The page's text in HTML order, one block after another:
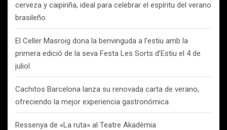
cerveza y caipiriña, ideal para celebrar el espíritu del verano
brasileño
El Celler Masroig dona la benvinguda a l’estiu amb la
primera edició de la seva Festa Les Sorts d’Estiu el 4 de
juliol
Cachitos Barcelona lanza su renovada carta de verano,
ofreciendo la mejor experiencia gastronómica
Ressenya de «La ruta» al Teatre Akadèmia